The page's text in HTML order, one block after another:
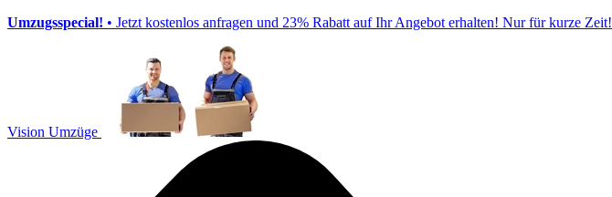
Umzugsspecial! • Jetzt kostenlos anfragen und 23% Rabatt auf Ihr Angebot erhalten! Nur für kurze Zeit!
Vision Umzüge